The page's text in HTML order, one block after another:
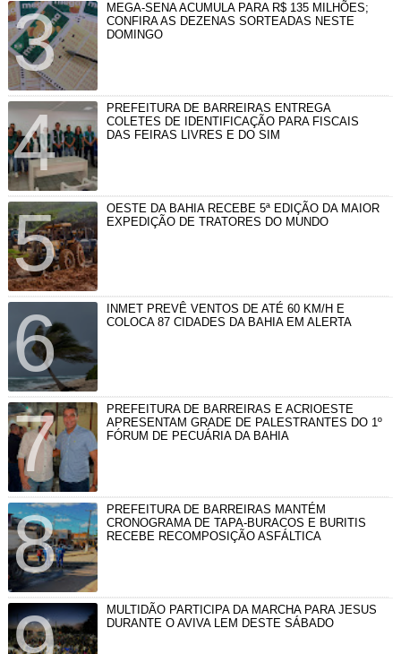
MEGA-SENA ACUMULA PARA R$ 135 MILHÕES;
CONFIRA AS DEZENAS SORTEADAS NESTE
DOMINGO
PREFEITURA DE BARREIRAS ENTREGA
COLETES DE IDENTIFICAÇÃO PARA FISCAIS
DAS FEIRAS LIVRES E DO SIM
OESTE DA BAHIA RECEBE 5ª EDIÇÃO DA MAIOR
EXPEDIÇÃO DE TRATORES DO MUNDO
INMET PREVÊ VENTOS DE ATÉ 60 KM/H E
COLOCA 87 CIDADES DA BAHIA EM ALERTA
PREFEITURA DE BARREIRAS E ACRIOESTE
APRESENTAM GRADE DE PALESTRANTES DO 1º
FÓRUM DE PECUÁRIA DA BAHIA
PREFEITURA DE BARREIRAS MANTÉM
CRONOGRAMA DE TAPA-BURACOS E BURITIS
RECEBE RECOMPOSIÇÃO ASFÁLTICA
MULTIDÃO PARTICIPA DA MARCHA PARA JESUS
DURANTE O AVIVA LEM DESTE SÁBADO